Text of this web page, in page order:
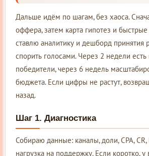
Дальше идём по шагам, без хаоса.
оффера, затем карта гипотез и
ставлю аналитику и дешборд принятия
спорить голосами. Через 2 недели
победители, через 6 недель
бюджета. Если цифры не растут,
назад.
Шаг 1. Диагностика
Собираю данные: каналы, доли, CPA, CR,
нагрузка на поддержку. Если коротко, у